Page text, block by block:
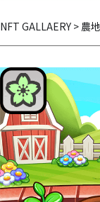
NFT GALLAERY > 農地